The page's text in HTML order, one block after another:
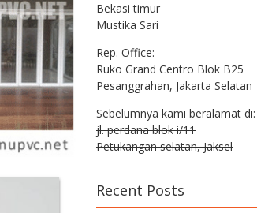
Bekasi timur
Mustika Sari
Rep. Office:
Ruko Grand Centro Blok B25
Pesanggrahan, Jakarta Selatan
Sebelumnya kami beralamat di:
jl. perdana blok i/11
Petukangan selatan, Jaksel
Recent Posts